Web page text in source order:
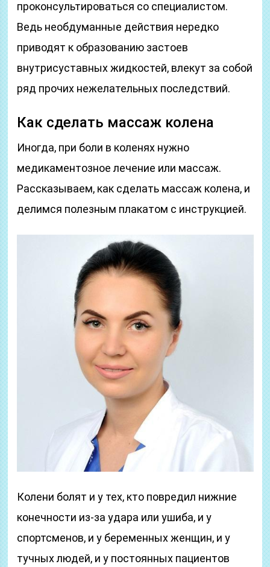
проконсультироваться со специалистом.
Ведь необдуманные действия нередко
приводят к образованию застоев
внутрисуставных жидкостей, влекут за собой
ряд прочих нежелательных последствий.
Как сделать массаж колена
Иногда, при боли в коленях нужно
медикаментозное лечение или массаж.
Рассказываем, как сделать массаж колена, и
делимся полезным плакатом с инструкцией.
Колени болят и у тех, кто повредил нижние
конечности из-за удара или ушиба, и у
спортсменов, и у беременных женщин, и у
тучных людей, и у постоянных пациентов